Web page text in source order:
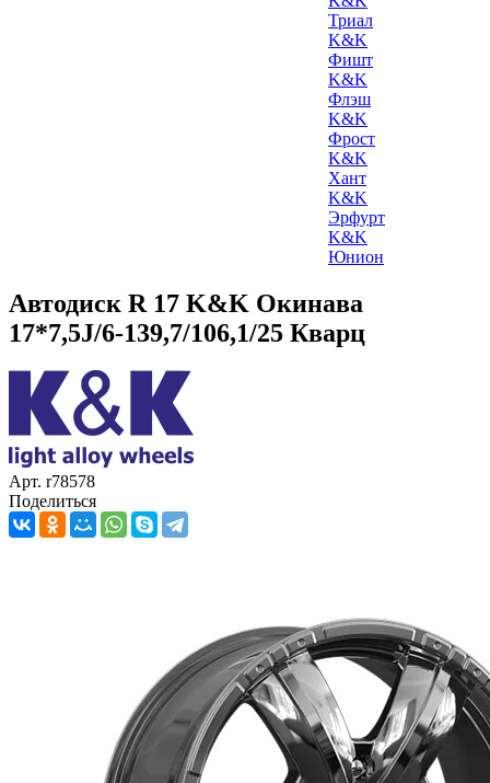
Триал
K&K
Фишт
K&K
Флэш
K&K
Фрост
K&K
Хант
K&K
Эрфурт
K&K
Юнион
Автодиск R 17 K&K Окинава
17*7,5J/6-139,7/106,1/25 Кварц
Арт. r78578
Поделиться